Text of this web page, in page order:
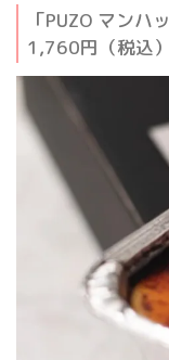
「PUZO マン
1,760円（税込）